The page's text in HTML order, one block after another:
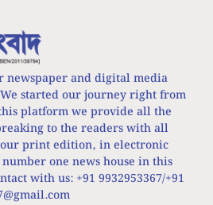
newspaper and digital media
started our journey right from
platform we provide all the
to the readers with all
print edition, in electronic
one news house in this
with us: +91 9932953367/+91